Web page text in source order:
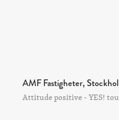
AMF Fastigheter,
Attitude positive - YES!